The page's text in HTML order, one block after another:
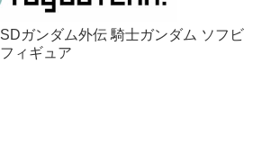
SDガンダム外伝 騎士ガンダム ソフビ
フィギュア